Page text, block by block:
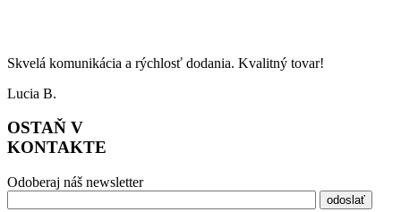
Skvelá komunikácia a rýchlosť dodania. Kvalitný tovar!
Lucia B.
OSTAŇ V
KONTAKTE
Odoberaj náš newsletter